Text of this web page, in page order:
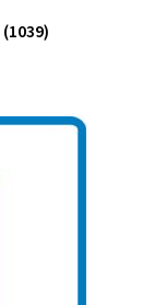
(1039)